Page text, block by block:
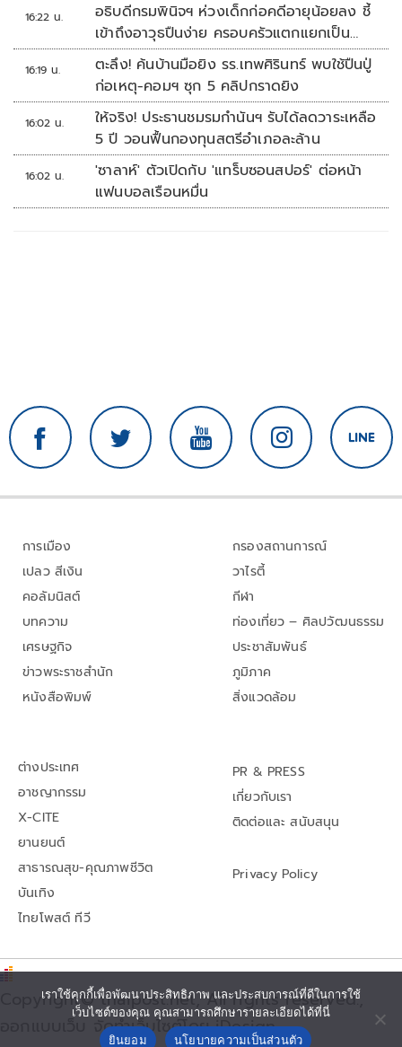
16:22 น.
อธิบดีกรมพินิจฯ ห่วงเด็กก่อคดีอายุน้อยลง ชี้
เข้าถึงอาวุธปืนง่าย ครอบครัวแตกแยกเป็น
ชนวนสำคัญ
16:19 น.
ตะลึง! ค้นบ้านมือยิง รร.เทพศิรินทร์ พบใช้ปืนปู่
ก่อเหตุ-คอมฯ ซุก 5 คลิปกราดยิง
16:02 น.
ให้จริง! ประธานชมรมกำนันฯ รับได้ลดวาระเหลือ
5 ปี วอนฟื้นกองทุนสตรีอำเภอละล้าน
16:02 น.
'ซาลาห์' ตัวเปิดกับ 'แทร็บซอนสปอร์' ต่อหน้า
แฟนบอลเรือนหมื่น
การเมือง
เปลว สีเงิน
คอลัมนิสต์
บทความ
เศรษฐกิจ
ข่าวพระราชสำนัก
หนังสือพิมพ์
กรองสถานการณ์
วาไรตี้
กีฬา
ท่องเที่ยว – ศิลปวัฒนธรรม
ประชาสัมพันธ์
ภูมิภาค
สิ่งแวดล้อม
ต่างประเทศ
อาชญากรรม
X-CITE
ยานยนต์
สาธารณสุข-คุณภาพชีวิต
บันเทิง
ไทยโพสต์ ทีวี
PR & PRESS
เกี่ยวกับเรา
ติดต่อและ สนับสนุน
Privacy Policy
Copyright© thaipost.net, All rights reserved.,
ออกแบบเว็บ จัดทำเว็บไซต์โดย iDesign
เราใช้คุกกี้เพื่อพัฒนาประสิทธิภาพ และประสบการณ์ที่ดีในการใช้
เว็บไซต์ของคุณ คุณสามารถศึกษารายละเอียดได้ที่นี่
ยินยอม
นโยบายความเป็นส่วนตัว